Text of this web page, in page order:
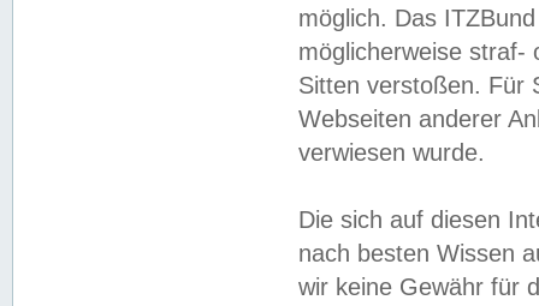
möglich. Das
möglicherweise straf-
Sitten verstoßen. Für
Webseiten anderer
verwiesen wurde.
Die sich auf diesen
nach besten Wissen
wir keine Gewähr für